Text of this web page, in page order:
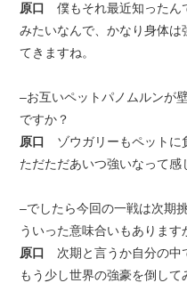
原口僕もそれ最近知ったん
みたいなんで、かなり身体
てきますね。
–お互いペットパノムルンが
ですか？
原口 ゾウガリーもペットに
ただただあいつ強いなって感
–でしたら今回の一戦は次期
ういった意味合いもあります
原口 次期と言うか自分の中
もう少し世界の強豪を倒し